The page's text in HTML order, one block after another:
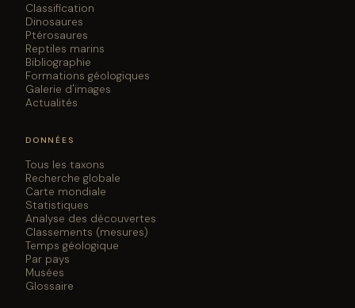
Classification
Dinosaures
Ptérosaures
Reptiles marins
Bibliographie
Formations géologiques
Galerie d'images
Actualités
DONNÉES
Tous les taxons
Recherche globale
Carte mondiale
Statistiques
Analyse des découvertes
Classements (mesures)
Temps géologique
Par pays
Musées
Glossaire